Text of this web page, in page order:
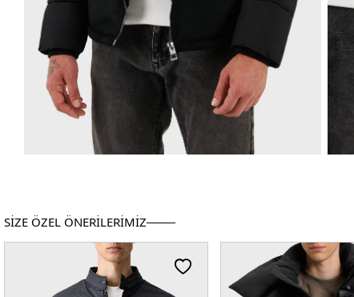
SİZE ÖZEL ÖNERİLERİMİZ